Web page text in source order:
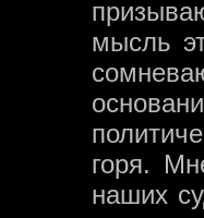
мысль
горя.
наших